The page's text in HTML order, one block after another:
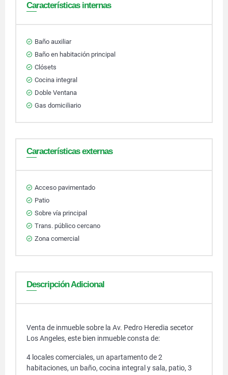
Características internas
Baño auxiliar
Baño en habitación principal
Clósets
Cocina integral
Doble Ventana
Gas domiciliario
Características externas
Acceso pavimentado
Patio
Sobre vía principal
Trans. público cercano
Zona comercial
Descripción Adicional
Venta de inmueble sobre la Av. Pedro Heredia secetor
Los Angeles, este bien inmueble consta de:
4 locales comerciales, un apartamento de 2
habitaciones, un baño, cocina integral y sala, patio, 3